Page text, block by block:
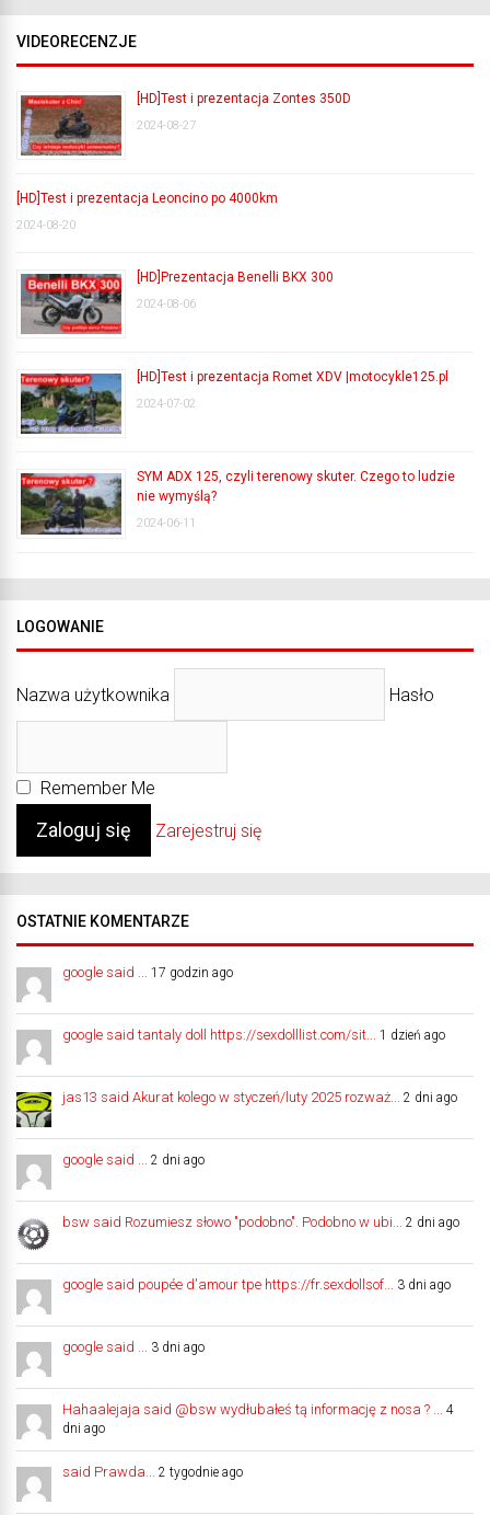
VIDEORECENZJE
[HD]Test i prezentacja Zontes 350D
2024-08-27
[HD]Test i prezentacja Leoncino po 4000km
2024-08-20
[HD]Prezentacja Benelli BKX 300
2024-08-06
[HD]Test i prezentacja Romet XDV |motocykle125.pl
2024-07-02
SYM ADX 125, czyli terenowy skuter. Czego to ludzie
nie wymyślą?
2024-06-11
LOGOWANIE
Nazwa użytkownika Hasło
Remember Me
Zarejestruj się
OSTATNIE KOMENTARZE
google said ... 17 godzin ago
google said tantaly doll https://sexdolllist.com/sit... 1 dzień ago
jas13 said Akurat kolego w styczeń/luty 2025 rozważ... 2 dni ago
google said ... 2 dni ago
bsw said Rozumiesz słowo "podobno". Podobno w ubi... 2 dni ago
google said poupée d'amour tpe https://fr.sexdollsof... 3 dni ago
google said ... 3 dni ago
Hahaalejaja said @bsw wydłubałeś tą informację z nosa ? ...
4
dni ago
said Prawda... 2 tygodnie ago